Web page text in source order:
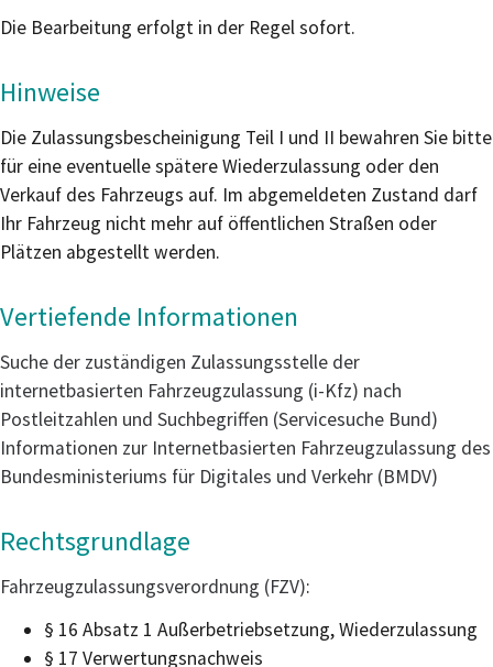
Die Bearbeitung erfolgt in der Regel sofort.
Hinweise
Die Zulassungsbescheinigung Teil I und II bewahren Sie bitte
für eine eventuelle spätere Wiederzulassung oder den
Verkauf des Fahrzeugs auf. Im abgemeldeten Zustand darf
Ihr Fahrzeug nicht mehr auf öffentlichen Straßen oder
Plätzen abgestellt werden.
Vertiefende Informationen
Suche der zuständigen Zulassungsstelle der
internetbasierten Fahrzeugzulassung (i-Kfz) nach
Postleitzahlen und Suchbegriffen (Servicesuche Bund)
Informationen zur Internetbasierten Fahrzeugzulassung des
Bundesministeriums für Digitales und Verkehr (BMDV)
Rechtsgrundlage
Fahrzeugzulassungsverordnung (FZV):
§ 16 Absatz 1 Außerbetriebsetzung, Wiederzulassung
§ 17 Verwertungsnachweis